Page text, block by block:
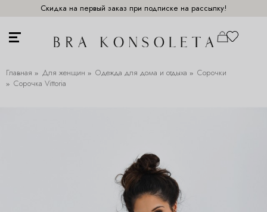
Скидка на первый заказ при подписке на рассылку!
Главная Для женщин Одежда для дома и отдыха
Сорочки
Сорочка Vittoria